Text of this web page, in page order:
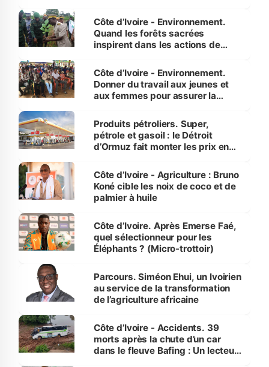
Côte d’Ivoire - Environnement.
Quand les forêts sacrées
inspirent dans les actions de
Côte d’Ivoire - Environnement.
Donner du travail aux jeunes et
aux femmes pour assurer la
menacées
Produits pétroliers. Super,
pétrole et gasoil : le Détroit
d’Ormuz fait monter les prix en
Côte d’Ivoire - Agriculture : Bruno
Koné cible les noix de coco et de
palmier à huile
Côte d’Ivoire. Après Emerse Faé,
quel sélectionneur pour les
Éléphants ? (Micro-trottoir)
Parcours. Siméon Ehui, un Ivoirien
au service de la transformation
de l’agriculture africaine
Côte d’Ivoire - Accidents. 39
morts après la chute d’un car
dans le fleuve Bafing : Un lecteur